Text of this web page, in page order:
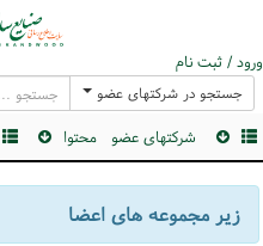
ورود / ثبت نام
جستجو در شرکتهای عضو
شرکتهای عضو محتوا
زیر مجموعه های اعضا